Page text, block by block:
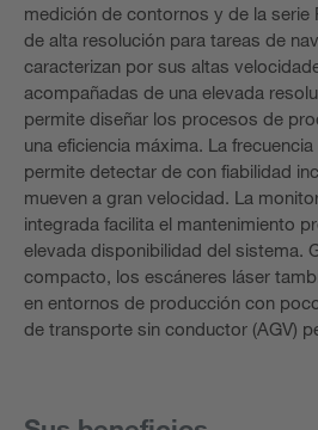
medición de contornos y de la serie
de alta resolución para tareas de
caracterizan por sus altas
acompañadas de una elevada
permite diseñar los procesos de
una eficiencia máxima. La
permite detectar de con fiabilidad
mueven a gran velocidad. La
integrada facilita el mantenimiento
elevada disponibilidad del sistema.
compacto, los escáneres láser
en entornos de producción con
de transporte sin conductor (AGV)